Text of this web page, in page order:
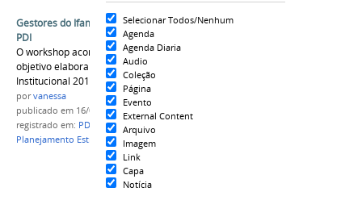
Selecionar Todos/Nenhum
Agenda
Agenda Diaria
Audio
Coleção
Página
Evento
External Content
Arquivo
Imagem
Link
Capa
Notícia
Gestores do Ifam participam de workshop sobre
PDI
O workshop acontece em Manaus e tem como
objetivo elaborar o Plano de Desenvolvimento
Institucional 2019/2023.
porvanessa
publicado em 16/04/2019
registrado em: PDI IFAM Planejamento IFAM
Planejamento Estratégico
, Metas